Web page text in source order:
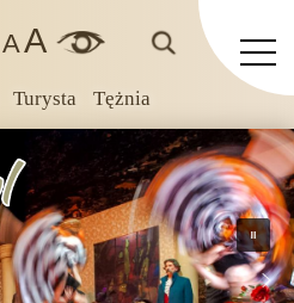
Turysta Tężnia
AA